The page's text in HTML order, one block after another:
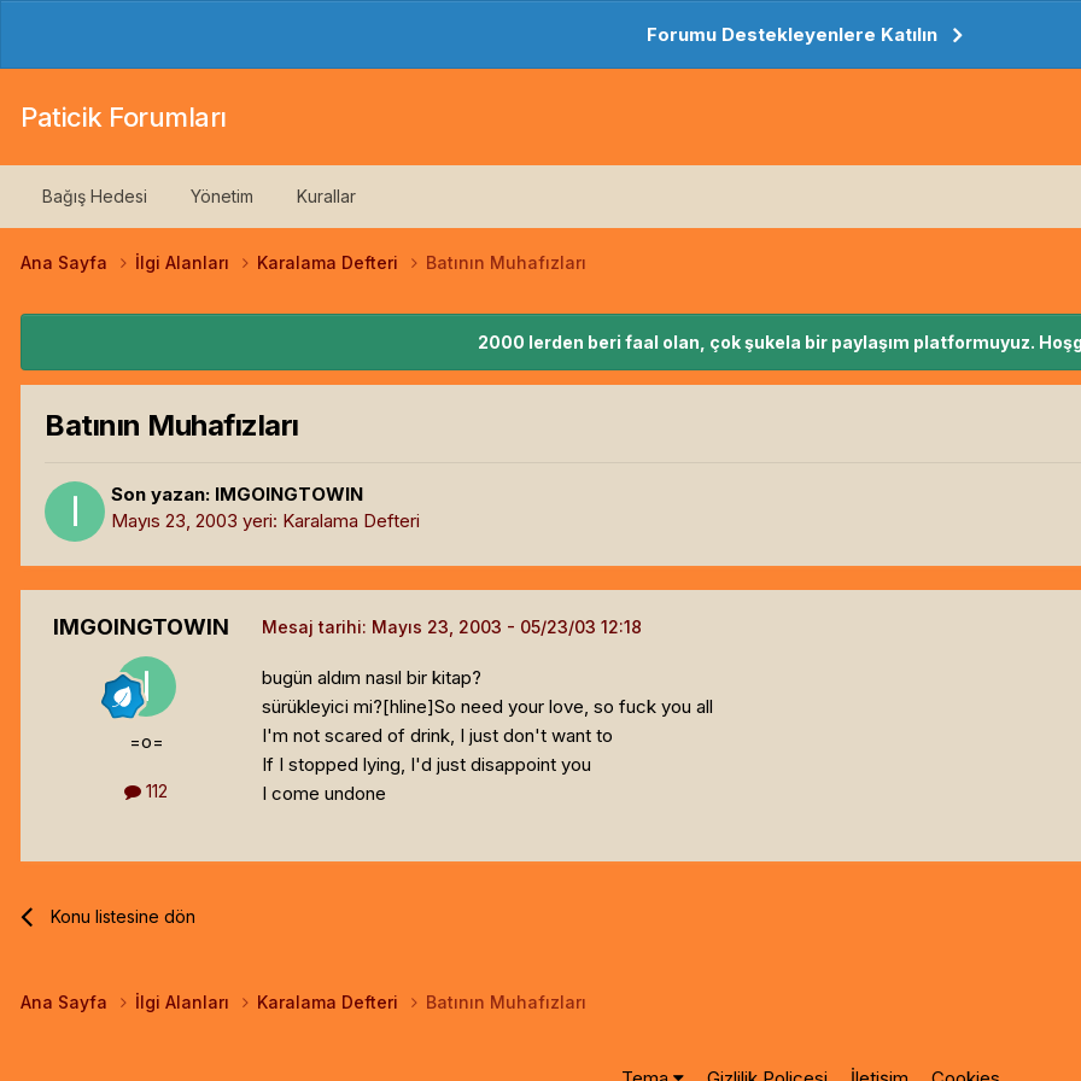
Forumu Destekleyenlere Katılın
Paticik Forumları
Bağış Hedesi Yönetim Kurallar
Ana Sayfa İlgi Alanları Karalama Defteri Batının Muhafızları
2000 lerden beri faal olan, çok şukela bir paylaşım platformuyuz.
Batının Muhafızları
Son yazan: IMGOINGTOWIN
Mayıs 23, 2003 yeri: Karalama Defteri
IMGOINGTOWIN
=o=
112
Mesaj tarihi: Mayıs 23, 2003
bugün aldım nasıl bir kitap?
sürükleyici mi?[hline]So need your love, so fuck you all
I'm not scared of drink, I just don't want to
If I stopped lying, I'd just disappoint you
I come undone
Konu listesine dön
Ana Sayfa İlgi Alanları Karalama Defteri Batının Muhafızları